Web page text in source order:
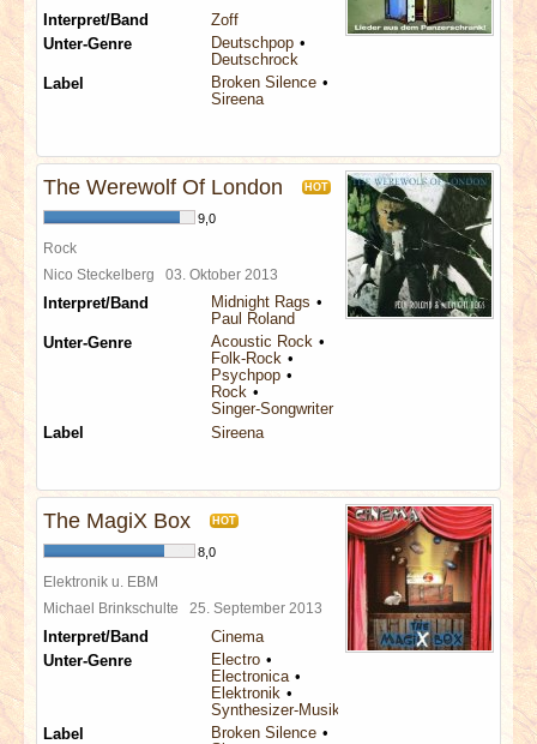
Interpret/Band
Zoff
Unter-Genre
Deutschpop
Deutschrock
Label
Broken Silence
Sireena
The Werewolf Of London HOT
9,0
Rock
Nico Steckelberg 03. Oktober 2013
Interpret/Band
Midnight Rags
Paul Roland
Unter-Genre
Acoustic Rock
Folk-Rock
Psychpop
Rock
Singer-Songwriter
Label
Sireena
The MagiX Box HOT
8,0
Elektronik u. EBM
Michael Brinkschulte 25. September 2013
Interpret/Band
Cinema
Unter-Genre
Electro
Electronica
Elektronik
Synthesizer-Musik
Label
Broken Silence